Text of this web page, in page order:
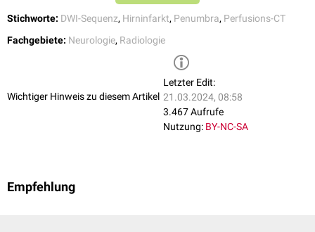
Stichworte: DWI-Sequenz, Hirninfarkt, Penumbra, Perfusions-CT
Fachgebiete: Neurologie, Radiologie
Wichtiger Hinweis zu diesem Artikel
Letzter Edit:
21.03.2024, 08:58
3.467 Aufrufe
Nutzung: BY-NC-SA
Empfehlung